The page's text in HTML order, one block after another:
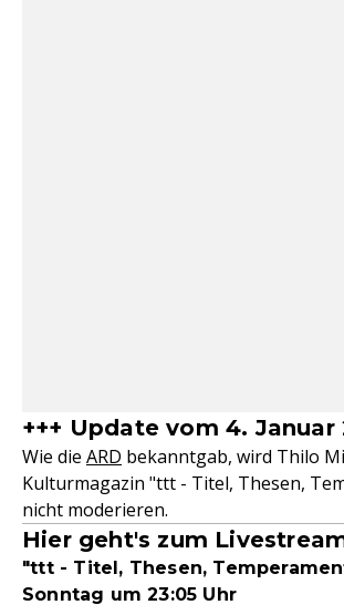
+++ Update vom 4. Januar
Wie die ARD bekanntgab, wird Thilo
Kulturmagazin "ttt - Titel, Thesen,
nicht moderieren.
Hier geht's zum
"ttt - Titel, Thesen,
Sonntag um 23:05 Uhr